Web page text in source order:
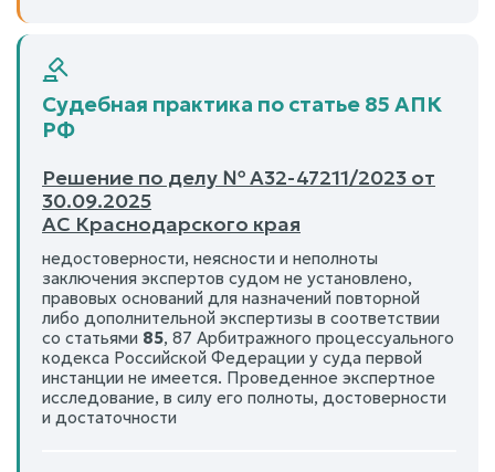
Судебная практика по статье 85 АПК
РФ
Решение по делу № А32-47211/2023 от
30.09.2025
АС Краснодарского края
недостоверности, неясности и неполноты
заключения экспертов судом не установлено,
правовых оснований для назначений повторной
либо дополнительной экспертизы в соответствии
со статьями 85, 87 Арбитражного процессуального
кодекса Российской Федерации у суда первой
инстанции не имеется. Проведенное экспертное
исследование, в силу его полноты, достоверности
и достаточности